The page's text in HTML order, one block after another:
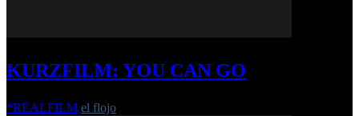
KURZFILM: YOU CAN GO
*REALFILM el flojo